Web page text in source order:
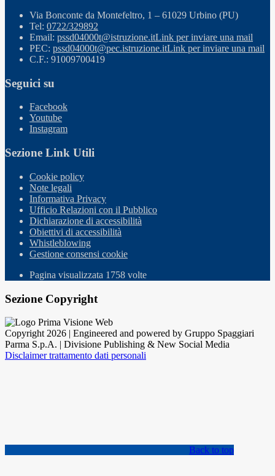
Via Bonconte da Montefeltro, 1 – 61029 Urbino (PU)
Tel: 0722/329892
Email: pssd04000t@istruzione.itLink per inviare una mail
PEC: pssd04000t@pec.istruzione.itLink per inviare una mail
C.F.: 91009700419
Seguici su
Facebook
Youtube
Instagram
Sezione Link Utili
Cookie policy
Note legali
Informativa Privacy
Ufficio Relazioni con il Pubblico
Dichiarazione di accessibilità
Obiettivi di accessibilità
Whistleblowing
Gestione consensi cookie
Pagina visualizzata 1758 volte
Sezione Copyright
Copyright 2026 | Engineered and powered by Gruppo Spaggiari
Parma S.p.A. | Divisione Publishing & New Social Media
Disclaimer trattamento dati personali
Back to top